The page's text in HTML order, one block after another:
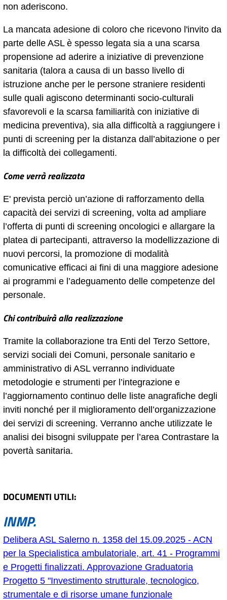
non aderiscono.
La mancata adesione di coloro che ricevono l'invito da
parte delle ASL è spesso legata sia a una scarsa
propensione ad aderire a iniziative di prevenzione
sanitaria (talora a causa di un basso livello di
istruzione anche per le persone straniere residenti
sulle quali agiscono determinanti socio-culturali
sfavorevoli e la scarsa familiarità con iniziative di
medicina preventiva), sia alla difficoltà a raggiungere i
punti di screening per la distanza dall’abitazione o per
la difficoltà dei collegamenti.
Come verrà realizzata
E' prevista perciò un’azione di rafforzamento della
capacità dei servizi di screening, volta ad ampliare
l’offerta di punti di screening oncologici e allargare la
platea di partecipanti, attraverso la modellizzazione di
nuovi percorsi, la promozione di modalità
comunicative efficaci ai fini di una maggiore adesione
ai programmi e l’adeguamento delle competenze del
personale.
Chi contribuirà alla realizzazione
Tramite la collaborazione tra Enti del Terzo Settore,
servizi sociali dei Comuni, personale sanitario e
amministrativo di ASL verranno individuate
metodologie e strumenti per l’integrazione e
l’aggiornamento continuo delle liste anagrafiche degli
inviti nonché per il miglioramento dell’organizzazione
dei servizi di screening. Verranno anche utilizzate le
analisi dei bisogni sviluppate per l’area Contrastare la
povertà sanitaria.
DOCUMENTI UTILI:
INMP.
Delibera ASL Salerno n. 1358 del 15.09.2025 - ACN
per la Specialistica ambulatoriale, art. 41 - Programmi
e Progetti finalizzati. Approvazione Graduatoria
Progetto 5 "Investimento strutturale, tecnologico,
strumentale e di risorse umane funzionale